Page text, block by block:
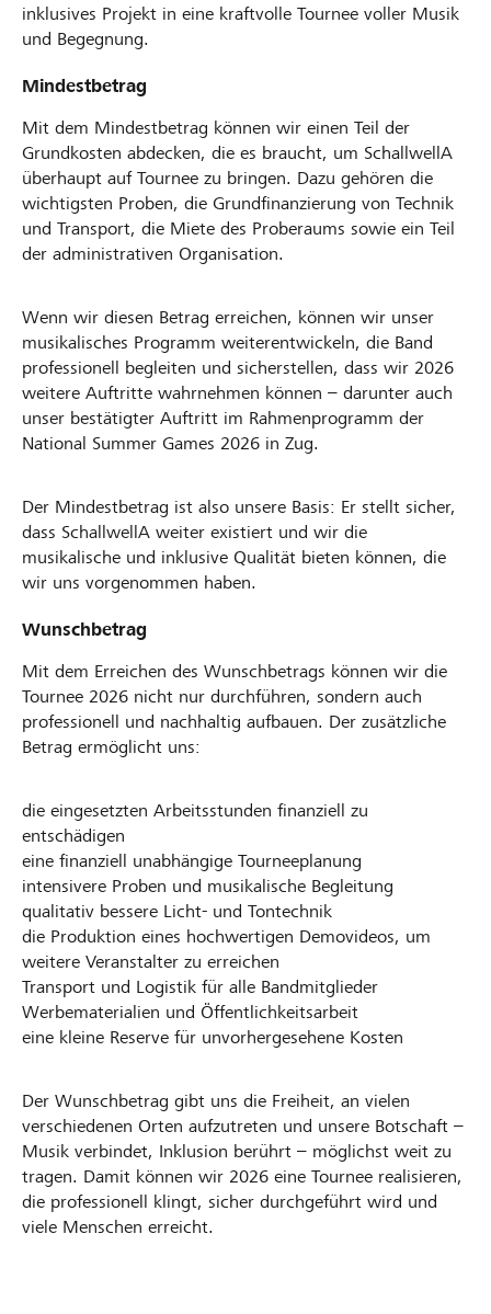
inklusives Projekt in eine kraftvolle Tournee voller Musik
und Begegnung.
Mindestbetrag
Mit dem Mindestbetrag können wir einen Teil der
Grundkosten abdecken, die es braucht, um SchallwellA
überhaupt auf Tournee zu bringen. Dazu gehören die
wichtigsten Proben, die Grundfinanzierung von Technik
und Transport, die Miete des Proberaums sowie ein Teil
der administrativen Organisation.
Wenn wir diesen Betrag erreichen, können wir unser
musikalisches Programm weiterentwickeln, die Band
professionell begleiten und sicherstellen, dass wir 2026
weitere Auftritte wahrnehmen können – darunter auch
unser bestätigter Auftritt im Rahmenprogramm der
National Summer Games 2026 in Zug.
Der Mindestbetrag ist also unsere Basis: Er stellt sicher,
dass SchallwellA weiter existiert und wir die
musikalische und inklusive Qualität bieten können, die
wir uns vorgenommen haben.
Wunschbetrag
Mit dem Erreichen des Wunschbetrags können wir die
Tournee 2026 nicht nur durchführen, sondern auch
professionell und nachhaltig aufbauen. Der zusätzliche
Betrag ermöglicht uns:
die eingesetzten Arbeitsstunden finanziell zu
entschädigen
eine finanziell unabhängige Tourneeplanung
intensivere Proben und musikalische Begleitung
qualitativ bessere Licht- und Tontechnik
die Produktion eines hochwertigen Demovideos, um
weitere Veranstalter zu erreichen
Transport und Logistik für alle Bandmitglieder
Werbematerialien und Öffentlichkeitsarbeit
eine kleine Reserve für unvorhergesehene Kosten
Der Wunschbetrag gibt uns die Freiheit, an vielen
verschiedenen Orten aufzutreten und unsere Botschaft –
Musik verbindet, Inklusion berührt – möglichst weit zu
tragen. Damit können wir 2026 eine Tournee realisieren,
die professionell klingt, sicher durchgeführt wird und
viele Menschen erreicht.